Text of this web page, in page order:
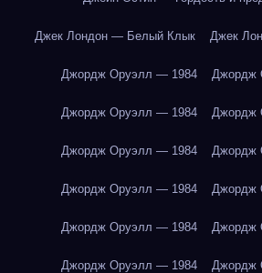
Джек Лондон — Белый Клык Джек
Джордж Оруэлл — 1984 Джордж
Джордж Оруэлл — 1984 Джордж
Джордж Оруэлл — 1984 Джордж
Джордж Оруэлл — 1984 Джордж
Джордж Оруэлл — 1984 Джордж
Джордж Оруэлл — 1984 Джордж